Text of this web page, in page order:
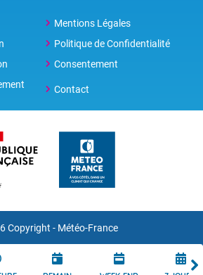
Mentions Légales
Politique de Confidentialité
Consentement
Contact
Copyright - Météo-France